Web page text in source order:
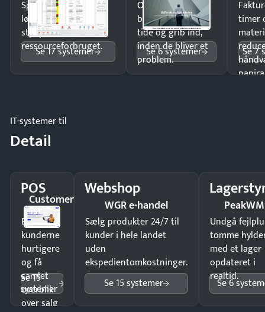
Spar tid på
lønberegning og få
styr på
ressourceforbruget.
Se 17 systemer
Opdag
budgetafvigelser i
tide og grib ind,
inden de bliver et
problem.
Se 6 systemer
timer
Se 7
IT-systemer til
Detail
POS
Customer
1st
Ekspedér
kunderne
hurtigere
og få
samlet
overblik
over salg
Se 15
systemer
Webshop
WGR e-handel
Sælg produkter 24/7 til
kunder i hele landet
uden
ekspedientomkostninger.
Se 15 systemer
Undgå
tomme
med et lager
opdateret i
realtid.
Se 6